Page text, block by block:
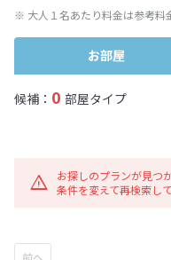
※ 大人１名あたり料金は参考料
お部屋
候補： 0 部屋タイプ
お探しのプランが見つ
条件を変えて再検索し